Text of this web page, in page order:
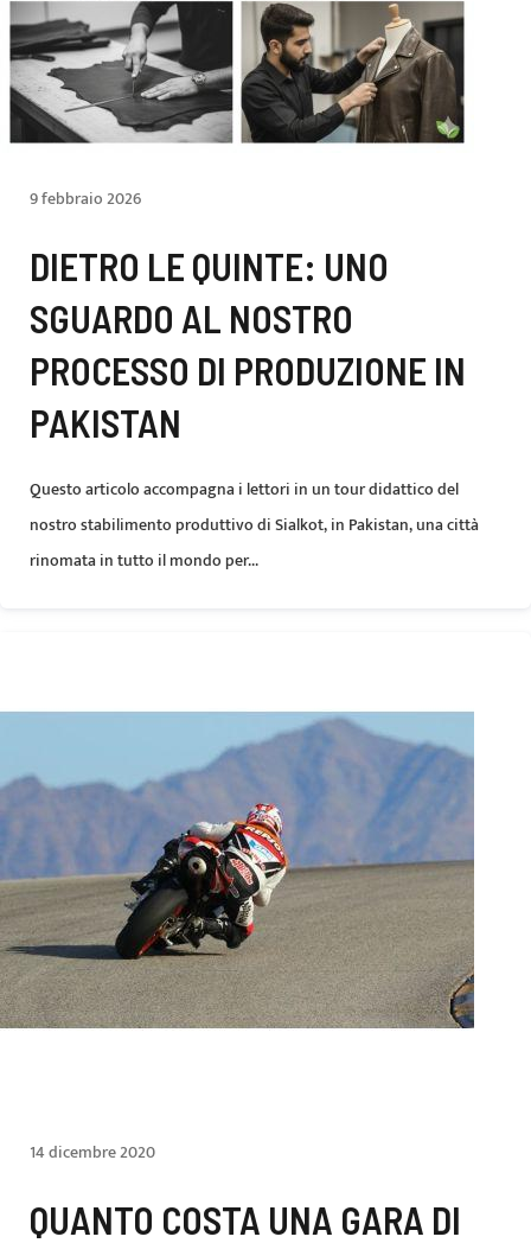
9 febbraio 2026
DIETRO LE QUINTE: UNO
SGUARDO AL NOSTRO
PROCESSO DI PRODUZIONE IN
PAKISTAN
Questo articolo accompagna i lettori in un tour didattico del
nostro stabilimento produttivo di Sialkot, in Pakistan, una città
rinomata in tutto il mondo per...
14 dicembre 2020
QUANTO COSTA UNA GARA DI